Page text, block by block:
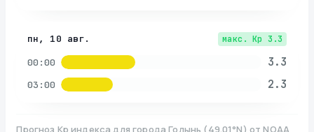
пн, 10 авг. макс. Kp 3.3
00:00 3.3
03:00 2.3